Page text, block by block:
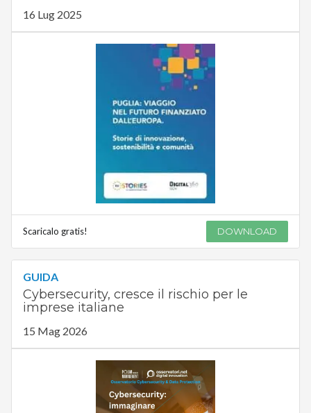
16 Lug 2025
Scaricalo gratis! DOWNLOAD
GUIDA
Cybersecurity, cresce il rischio per le
imprese italiane
15 Mag 2026